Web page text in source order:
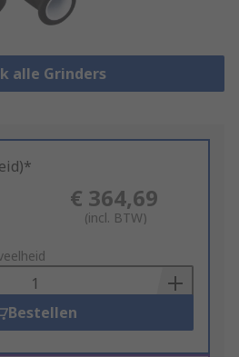
alle Grinders
€ 364,69
(incl. BTW)
Bestellen